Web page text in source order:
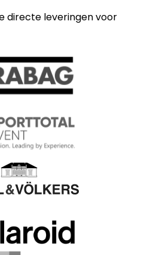
directe leveringen voor